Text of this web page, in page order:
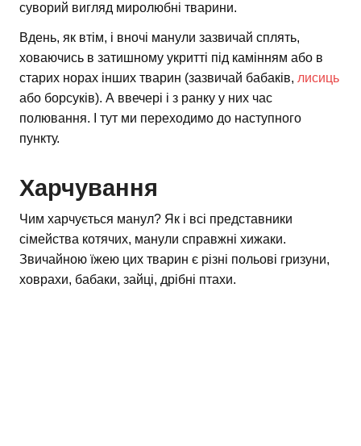
суворий вигляд миролюбні тварини.
Вдень, як втім, і вночі манули зазвичай сплять,
ховаючись в затишному укритті під камінням або в
старих норах інших тварин (зазвичай бабаків, лисиць
або борсуків). А ввечері і з ранку у них час
полювання. І тут ми переходимо до наступного
пункту.
Харчування
Чим харчується манул? Як і всі представники
сімейства котячих, манули справжні хижаки.
Звичайною їжею цих тварин є різні польові гризуни,
ховрахи, бабаки, зайці, дрібні птахи.